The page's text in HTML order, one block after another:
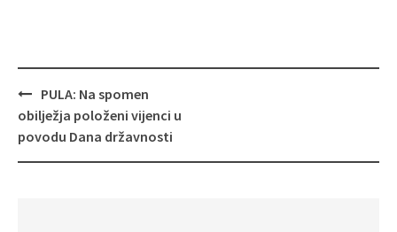
Navigacija
objava
PULA: Na spomen
obilježja položeni vijenci u
povodu Dana državnosti